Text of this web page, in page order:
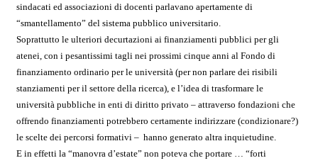
sindacati ed associazioni di docenti parlavano apertamente di
“smantellamento” del sistema pubblico universitario.
Soprattutto le ulteriori decurtazioni ai finanziamenti pubblici per gli
atenei, con i pesantissimi tagli nei prossimi cinque anni al Fondo di
finanziamento ordinario per le università (per non parlare dei risibili
stanziamenti per il settore della ricerca), e l’idea di trasformare le
università pubbliche in enti di diritto privato – attraverso fondazioni che
offrendo finanziamenti potrebbero certamente indirizzare (condizionare?)
le scelte dei percorsi formativi – hanno generato altra inquietudine.
E in effetti la “manovra d’estate” non poteva che portare … “forti